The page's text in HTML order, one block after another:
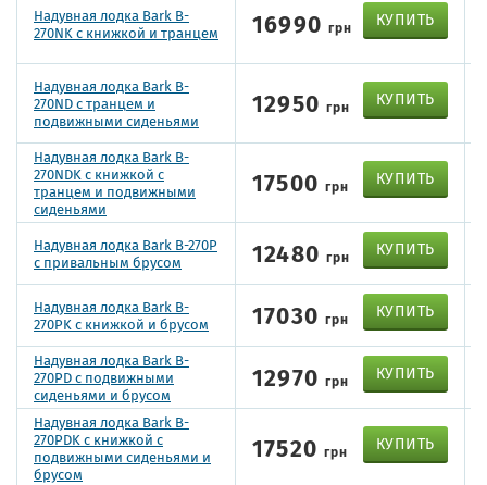
Надувная лодка Bark B-
270NK с книжкой и транцем
16990грн КУПИТЬ
Надувная лодка Bark B-
270ND с транцем и
подвижными сиденьями
12950грн КУПИТЬ
Надувная лодка Bark B-
270NDK с книжкой с
транцем и подвижными
сиденьями
17500грн КУПИТЬ
Надувная лодка Bark B-270P
с привальным брусом
12480грн КУПИТЬ
Надувная лодка Bark B-
270PK с книжкой и брусом
17030грн КУПИТЬ
Надувная лодка Bark B-
270PD с подвижными
сиденьями и брусом
12970грн КУПИТЬ
Надувная лодка Bark B-
270PDK с книжкой с
подвижными сиденьями и
брусом
17520грн КУПИТЬ